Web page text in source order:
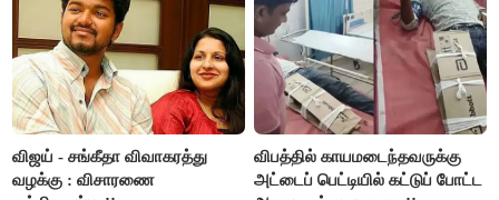
விஜய் - சங்கீதா விவாகரத்து
வழக்கு : விசாரணை
விபத்தில் காயமடைந்தவருக்கு
அட்டைப் பெட்டியில் கட்டுப் போட்ட